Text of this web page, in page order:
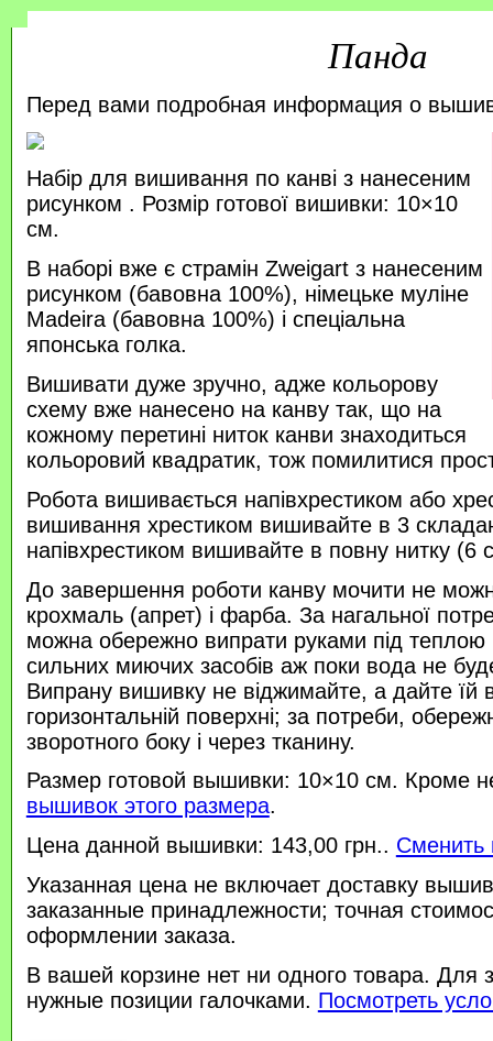
Панда
Перед вами подробная информация о
Набір для вишивання по канві з нанесеним
рисунком . Розмір готової вишивки: 10×10
см.
В наборі вже є страмін Zweigart з нанесеним
рисунком (бавовна 100%), німецьке муліне
Madeira (бавовна 100%) і спеціальна
японська голка.
Вишивати дуже зручно, адже кольорову
схему вже нанесено на канву так, що на
кожному перетині ниток канви знаходиться
кольоровий квадратик, тож помилитися
Робота вишивається напівхрестиком або
вишивання хрестиком вишивайте в 3
напівхрестиком вишивайте в повну нитку (6
До завершення роботи канву мочити не
крохмаль (апрет) і фарба. За нагальної
можна обережно випрати руками під
сильних миючих засобів аж поки вода не
Випрану вишивку не віджимайте, а дайте їй
горизонтальній поверхні; за потреби,
зворотного боку і через тканину.
Размер готовой вышивки: 10×10 см. Кроме
вышивок этого размера.
Цена данной вышивки: 143,00 грн.. Сменить
Указанная цена не включает доставку
заказанные принадлежности; точная
оформлении заказа.
В вашей корзине нет ни одного товара. Для
нужные позиции галочками. Посмотреть